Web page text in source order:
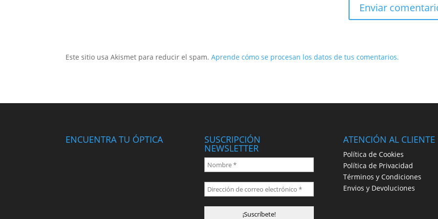
Este sitio usa Akismet para reducir el spam.Aprende cómo se procesan los datos de tus comentarios.
ENCUENTRA TU ÓPTICA SUSCRIPCIÓN
NEWSLETTER
ATENCIÓN AL CLIENTE
Política de Cookies
Política de Privacidad
Términos y Condiciones
Envios y Devoluciones